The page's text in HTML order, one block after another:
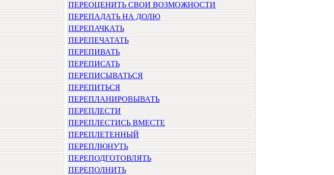
ПЕРЕОЦЕНИТЬ СВОИ ВОЗМОЖНОСТИ
ПЕРЕПАДАТЬ НА ДОЛЮ
ПЕРЕПАЧКАТЬ
ПЕРЕПЕЧАТАТЬ
ПЕРЕПИВАТЬ
ПЕРЕПИСАТЬ
ПЕРЕПИСЫВАТЬСЯ
ПЕРЕПИТЬСЯ
ПЕРЕПЛАНИРОВЫВАТЬ
ПЕРЕПЛЕСТИ
ПЕРЕПЛЕСТИСЬ ВМЕСТЕ
ПЕРЕПЛЕТЕННЫЙ
ПЕРЕПЛЮНУТЬ
ПЕРЕПОДГОТОВЛЯТЬ
ПЕРЕПОЛНИТЬ